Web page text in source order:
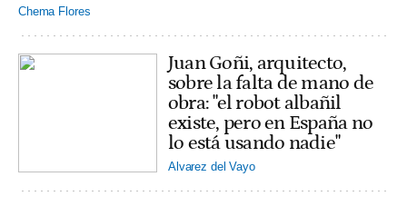
Chema Flores
Juan Goñi, arquitecto,
sobre la falta de mano de
obra: "el robot albañil
existe, pero en España no
lo está usando nadie"
Alvarez del Vayo